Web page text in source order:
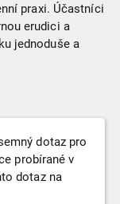
praxi. Účastníci
erudici a
jednoduše a
dotaz pro
probírané v
dotaz na